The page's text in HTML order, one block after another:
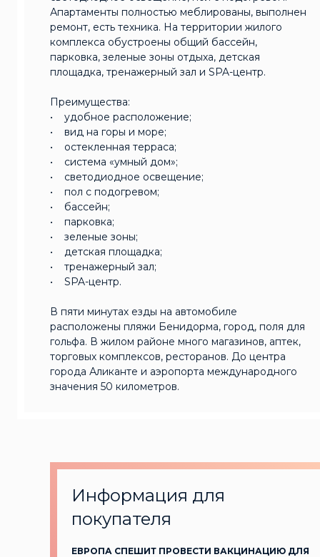
Апартаменты полностью меблированы, выполнен
ремонт, есть техника. На территории жилого
комплекса обустроены общий бассейн,
парковка, зеленые зоны отдыха, детская
площадка, тренажерный зал и SPA-центр.
Преимущества:
• удобное расположение;
• вид на горы и море;
• остекленная терраса;
• система «‎умный дом»‎;
• светодиодное освещение;
• пол с подогревом;
• бассейн;
• парковка;
• зеленые зоны;
• детская площадка;
• тренажерный зал;
• SPA-центр.
В пяти минутах езды на автомобиле
расположены пляжи Бенидорма, город, поля для
гольфа. В жилом районе много магазинов, аптек,
торговых комплексов, ресторанов. До центра
города Аликанте и аэропорта международного
значения 50 километров.
Информация для
покупателя
ЕВРОПА СПЕШИТ ПРОВЕСТИ ВАКЦИНАЦИЮ ДЛЯ